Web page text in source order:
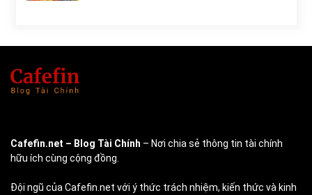
Cafefin.net – Blog Tài Chính – Nơi chia sẻ thông tin tài chính
hữu ích cùng cộng đồng.
Đội ngũ của Cafefin.net với ý thức trách nhiệm, kiến thức và kinh